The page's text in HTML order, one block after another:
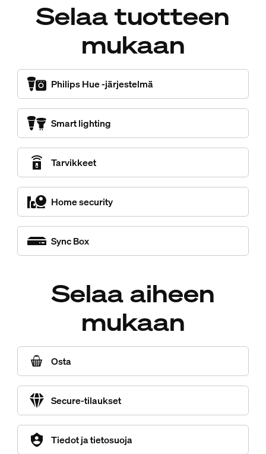
Selaa tuotteen
mukaan
Philips Hue -järjestelmä
Smart lighting
Tarvikkeet
Home security
Sync Box
Selaa aiheen
mukaan
Osta
Secure-tilaukset
Tiedot ja tietosuoja